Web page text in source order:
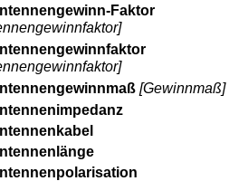
Faktor
[Gewinnmaß]